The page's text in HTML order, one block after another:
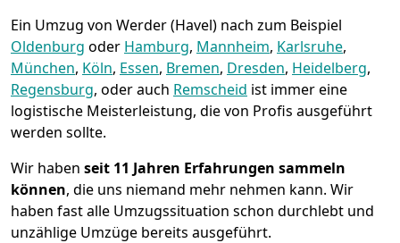
Ein Umzug von Werder (Havel) nach zum Beispiel
Oldenburg oder Hamburg, Mannheim, Karlsruhe,
München, Köln, Essen, Bremen, Dresden, Heidelberg,
Regensburg, oder auch Remscheid ist immer eine
logistische Meisterleistung, die von Profis ausgeführt
werden sollte.
Wir haben seit 11 Jahren Erfahrungen sammeln
können, die uns niemand mehr nehmen kann. Wir
haben fast alle Umzugssituation schon durchlebt und
unzählige Umzüge bereits ausgeführt.